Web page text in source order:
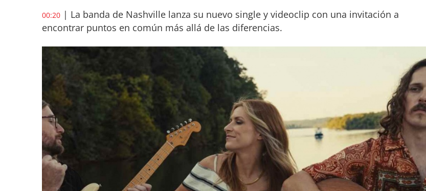
00:20 | La banda de Nashville lanza su nuevo single y videoclip con una invitación a
encontrar puntos en común más allá de las diferencias.